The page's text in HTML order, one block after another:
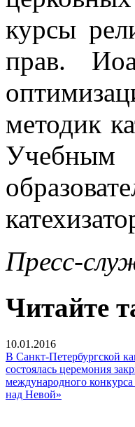
курсы
прав.
методик
Учебным
Пресс-
Читайте
10.01.2016
В Санкт-Петербургской
состоялась церемония
международного
над Невой»